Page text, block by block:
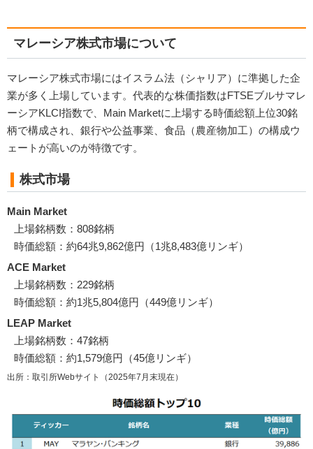
マレーシア株式市場について
マレーシア株式市場にはイスラム法（シャリア）に準拠した企
業が多く上場しています。代表的な株価指数はFTSEブルサマレ
ーシアKLCI指数で、Main Marketに上場する時価総額上位30銘
柄で構成され、銀行や公益事業、食品（農産物加工）の構成ウ
ェートが高いのが特徴です。
株式市場
Main Market
上場銘柄数：808銘柄
時価総額：約64兆9,862億円（1兆8,483億リンギ）
ACE Market
上場銘柄数：229銘柄
時価総額：約1兆5,804億円（449億リンギ）
LEAP Market
上場銘柄数：47銘柄
時価総額：約1,579億円（45億リンギ）
出所：取引所Webサイト（2025年7月末現在）